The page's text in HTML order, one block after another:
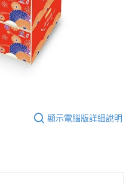
顯示電腦版詳細說明